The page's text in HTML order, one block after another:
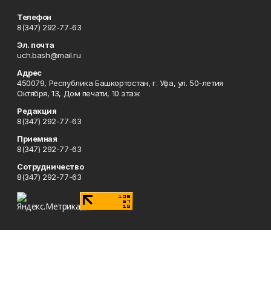
Телефон
8(347) 292-77-63
Эл. почта
uch.bash@mail.ru
Адрес
450079, Республика Башкортостан, г. Уфа, ул. 50-летия
Октября, 13, Дом печати, 10 этаж
Редакция
8(347) 292-77-63
Приемная
8(347) 292-77-63
Сотрудничество
8(347) 292-77-63